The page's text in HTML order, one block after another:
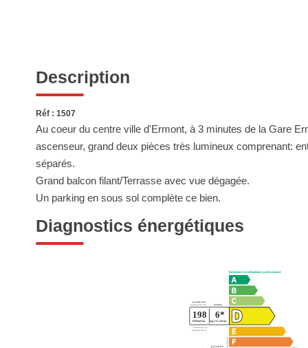
Description
Réf : 1507
Au coeur du centre ville d'Ermont, à 3 minutes de la Gare
ascenseur, grand deux pièces très lumineux comprenant:
séparés.
Grand balcon filant/Terrasse avec vue dégagée.
Un parking en sous sol complète ce bien.
Diagnostics énergétiques